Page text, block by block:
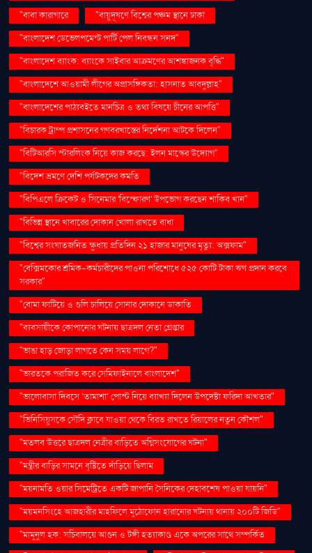
"বাবা কারাগারে
"বায়ুদূষণে বিশ্বের পঞ্চম স্থানে ঢাকা
"বাংলাদেশ ডেভেলপমেন্ট পার্টি পেল নিবন্ধন সনদ"
"বাংলাদেশ ব্যাংক: ব্যাংকে সাইবার আক্রমণের আশঙ্কাজনক বৃদ্ধি"
"বাংলাদেশে আওয়ামী লীগের অপ্রাসঙ্গিকতা: হাসনাত আবদুল্লাহ"
"বাংলাদেশের পাঠ্যবইতে মানচিত্র ও তথ্য বিষয়ে চীনের আপত্তি"
"বিচারক ট্রাম্প প্রশাসনের গণবরখাস্তের নির্দেশনা আটকে দিলেন"
"বিটিআরসি স্টারলিংক নিয়ে কাজ করছে: ইলন মাস্কের উদ্যোগ"
"বিদেশ ভ্রমণে দেশি পর্যটকদের কমতি
"বিপিএলে ক্রিকেট ও সিনেমার 'বিস্ফোরণ' উপভোগ করছেন শাকিব খান"
"বিভিন্ন স্থানে খাবারের দোকান খোলা রাখতে বাধা
"বিশ্বের সংঘাতজনিত ক্ষুধায় প্রতিদিন ২১ হাজার মানুষের মৃত্যু: অক্সফাম"
"বেক্সিমকোর শ্রমিক-কর্মচারীদের পাওনা পরিশোধে ৫২৫ কোটি টাকা ঋণ প্রদান করবে
সরকার"
"বোমা ফাটিয়ে ও গুলি চালিয়ে সোনার দোকানে ডাকাতি
"ব্যবসায়ীকে কোপানোর ঘটনায় ছাত্রদল নেতা গ্রেপ্তার
"ভাঙা হাড় জোড়া লাগতে কেন সময় লাগে?"
"ভারতকে পরাজিত করে সেমিফাইনালে বাংলাদেশ"
"ভালোবাসা দিবসে ‘তামাশা’ পোস্ট নিয়ে ব্যাখ্যা দিলেন উপদেষ্টা ফরিদা আখতার"
"ভিনিসিয়ুসকে সৌদি ক্লাবে যাওয়া থেকে বিরত রাখতে রিয়ালের নতুন কৌশল"
"মতলব উত্তরে ছাত্রদল নেত্রীর বাড়িতে অগ্নিসংযোগের ঘটনা"
"মন্ত্রীর বাড়ির সামনে বৃষ্টিতে দাঁড়িয়ে ছিলাম
"ময়নামতি ওয়ার সিমেট্রিতে একটি জাপানি সৈনিকের দেহাবশেষ পাওয়া যায়নি"
"ময়মনসিংহে আজহারীর মাহফিলে মুঠোফোন হারানোর ঘটনায় থানায় ২০০টি জিডি"
"মামুনুল হক: সচিবালয়ে আগুন ও টঙ্গী হত্যাকাণ্ড একে অপরের সাথে সম্পর্কিত